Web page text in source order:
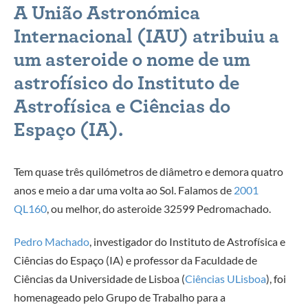
A União Astronómica
Internacional (IAU) atribuiu a
um asteroide o nome de um
astrofísico do Instituto de
Astrofísica e Ciências do
Espaço (IA).
Tem quase três quilómetros de diâmetro e demora quatro
anos e meio a dar uma volta ao Sol. Falamos de 2001
QL160, ou melhor, do asteroide 32599 Pedromachado.
Pedro Machado, investigador do Instituto de Astrofísica e
Ciências do Espaço (IA) e professor da Faculdade de
Ciências da Universidade de Lisboa (Ciências ULisboa), foi
homenageado pelo Grupo de Trabalho para a